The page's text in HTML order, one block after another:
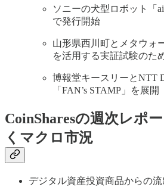
ソニーの犬型ロボット「
で発行開始
山形県西川町とメタウォ
を活用する実証試験のた
博報堂キースリーとNTT
「FAN’s STAMP」を展開
CoinSharesの週次レポ
くマクロ市況
デジタル資産投資商品からの